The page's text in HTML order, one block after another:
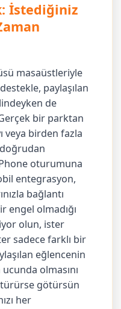
İstediğiniz
masaüstleriyle
paylaşılan
de
bir parktan
veya birden fazla
oturumuna
entegrasyon,
bağlantı
engel olmadığı
olun, ister
sadece farklı bir
eğlencenin
olmasını
götürsün
her